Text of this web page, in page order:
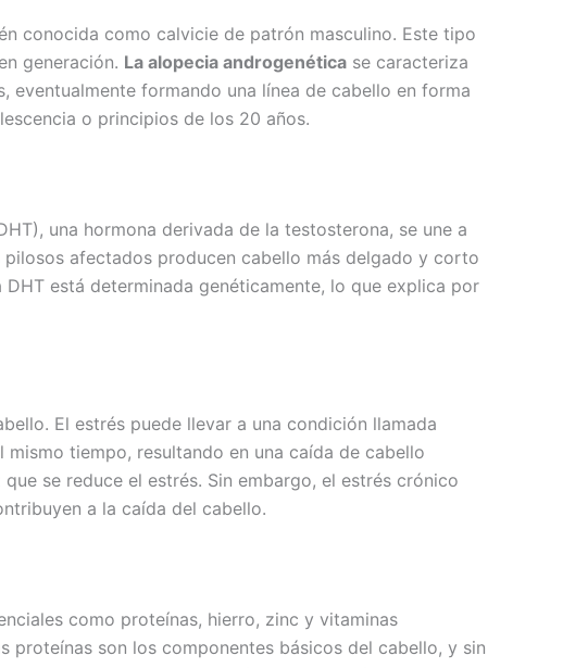
conocida como calvicie de patrón masculino. Este tipo
generación. La alopecia androgenética se caracteriza
formando una línea de cabello en forma
o principios de los 20 años.
una hormona derivada de la testosterona, se une a
afectados producen cabello más delgado y corto
está determinada genéticamente, lo que explica por
El estrés puede llevar a una condición llamada
tiempo, resultando en una caída de cabello
se reduce el estrés. Sin embargo, el estrés crónico
a la caída del cabello.
como proteínas, hierro, zinc y vitaminas
son los componentes básicos del cabello, y sin